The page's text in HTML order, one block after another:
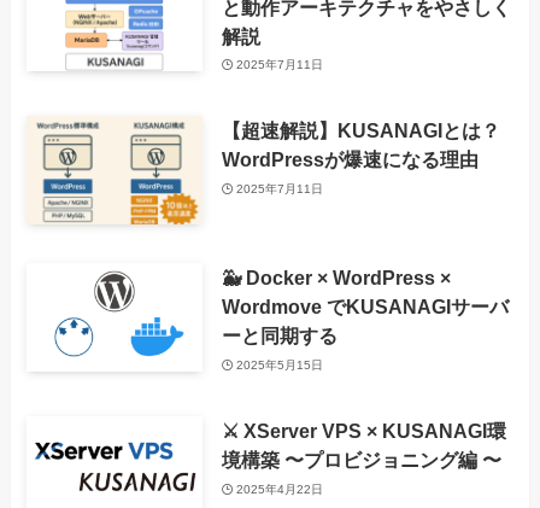
と動作アーキテクチャをやさしく
解説
2025年7月11日
【超速解説】KUSANAGIとは？
WordPressが爆速になる理由
2025年7月11日
🐳 Docker × WordPress ×
Wordmove でKUSANAGIサーバ
ーと同期する
2025年5月15日
⚔️ XServer VPS × KUSANAGI環
境構築 〜プロビジョニング編 〜
2025年4月22日